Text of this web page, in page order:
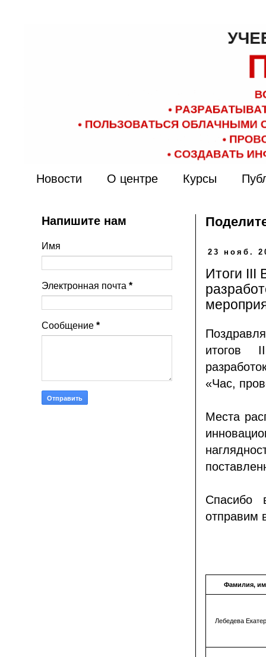
Новости О центре Курсы
23 нояб.
Итоги III
итогов
«Час,
Места
Спасибо
отправим
Фамилия,
Лебедева
Напишите нам
Имя
Электронная почта *
Сообщение *